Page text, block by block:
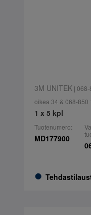
3M UNITEK| 068-
oikea 34 & 068-850
1 x 5 kpl
Tuotenumero:
MD177900